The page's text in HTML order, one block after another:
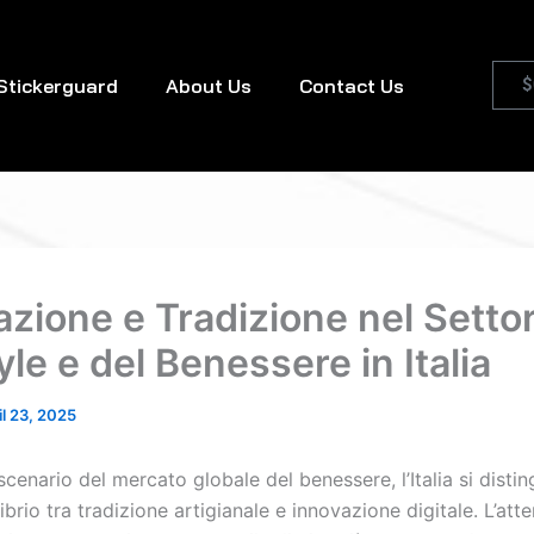
About Us Contact Us $
e Tradizione nel
e del Benessere in Italia
23, 2025
del mercato globale del benessere, l’Italia si
tra tradizione artigianale e innovazione digitale.